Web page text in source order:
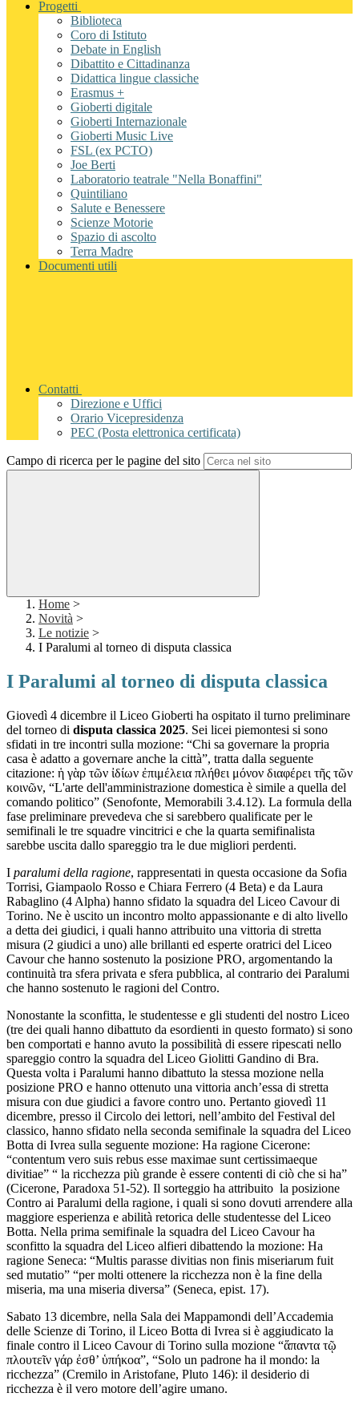
Progetti
Biblioteca
Coro di Istituto
Debate in English
Dibattito e Cittadinanza
Didattica lingue classiche
Erasmus +
Gioberti digitale
Gioberti Internazionale
Gioberti Music Live
FSL (ex PCTO)
Joe Berti
Laboratorio teatrale "Nella Bonaffini"
Quintiliano
Salute e Benessere
Scienze Motorie
Spazio di ascolto
Terra Madre
Documenti utili
Contatti
Direzione e Uffici
Orario Vicepresidenza
PEC (Posta elettronica certificata)
Campo di ricerca per le pagine del sito
Home >
Novità >
Le notizie >
I Paralumi al torneo di disputa classica
I Paralumi al torneo di disputa classica
Giovedì 4 dicembre il Liceo Gioberti ha ospitato il turno preliminare
del torneo di disputa classica 2025. Sei licei piemontesi si sono
sfidati in tre incontri sulla mozione: “Chi sa governare la propria
casa è adatto a governare anche la città”, tratta dalla seguente
citazione: ἡ γὰρ τῶν ἰδίων ἐπιμέλεια πλήθει μόνον διαφέρει τῆς τῶν
κοινῶν, “L'arte dell'amministrazione domestica è simile a quella del
comando politico” (Senofonte, Memorabili 3.4.12). La formula della
fase preliminare prevedeva che si sarebbero qualificate per le
semifinali le tre squadre vincitrici e che la quarta semifinalista
sarebbe uscita dallo spareggio tra le due migliori perdenti.
I paralumi della ragione, rappresentati in questa occasione da Sofia
Torrisi, Giampaolo Rosso e Chiara Ferrero (4 Beta) e da Laura
Rabaglino (4 Alpha) hanno sfidato la squadra del Liceo Cavour di
Torino. Ne è uscito un incontro molto appassionante e di alto livello
a detta dei giudici, i quali hanno attribuito una vittoria di stretta
misura (2 giudici a uno) alle brillanti ed esperte oratrici del Liceo
Cavour che hanno sostenuto la posizione PRO, argomentando la
continuità tra sfera privata e sfera pubblica, al contrario dei Paralumi
che hanno sostenuto le ragioni del Contro.
Nonostante la sconfitta, le studentesse e gli studenti del nostro Liceo
(tre dei quali hanno dibattuto da esordienti in questo formato) si sono
ben comportati e hanno avuto la possibilità di essere ripescati nello
spareggio contro la squadra del Liceo Giolitti Gandino di Bra.
Questa volta i Paralumi hanno dibattuto la stessa mozione nella
posizione PRO e hanno ottenuto una vittoria anch’essa di stretta
misura con due giudici a favore contro uno. Pertanto giovedì 11
dicembre, presso il Circolo dei lettori, nell’ambito del Festival del
classico, hanno sfidato nella seconda semifinale la squadra del Liceo
Botta di Ivrea sulla seguente mozione: Ha ragione Cicerone:
“contentum vero suis rebus esse maximae sunt certissimaeque
divitiae” “ la ricchezza più grande è essere contenti di ciò che si ha”
(Cicerone, Paradoxa 51-52). Il sorteggio ha attribuito la posizione
Contro ai Paralumi della ragione, i quali si sono dovuti arrendere alla
maggiore esperienza e abilità retorica delle studentesse del Liceo
Botta. Nella prima semifinale la squadra del Liceo Cavour ha
sconfitto la squadra del Liceo alfieri dibattendo la mozione: Ha
ragione Seneca: “Multis parasse divitias non finis miseriarum fuit
sed mutatio” “per molti ottenere la ricchezza non è la fine della
miseria, ma una miseria diversa” (Seneca, epist. 17).
Sabato 13 dicembre, nella Sala dei Mappamondi dell’Accademia
delle Scienze di Torino, il Liceo Botta di Ivrea si è aggiudicato la
finale contro il Liceo Cavour di Torino sulla mozione “ἅπαντα τῷ
πλουτεῖν γάρ ἐσθ’ ὑπήκοα”, “Solo un padrone ha il mondo: la
ricchezza” (Cremilo in Aristofane, Pluto 146): il desiderio di
ricchezza è il vero motore dell’agire umano.